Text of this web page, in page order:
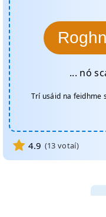
... nó
Trí usáid na feidhme
4.9 (13 votaí)